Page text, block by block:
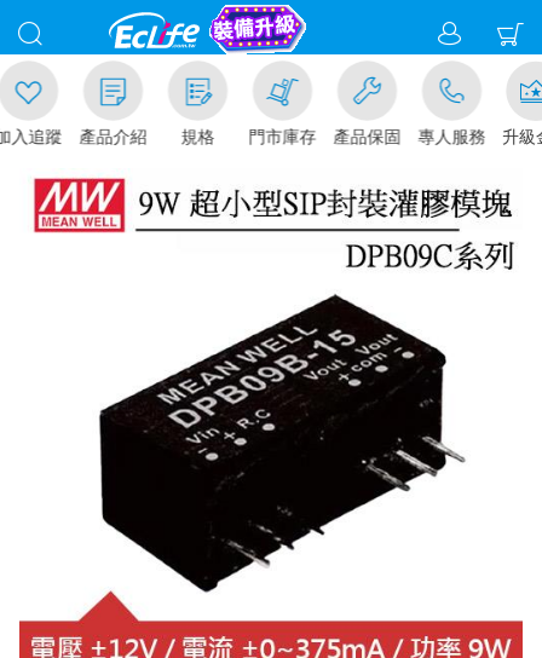
蹤 產品介紹 門市庫存 產品保固 專人服務 升級金賺